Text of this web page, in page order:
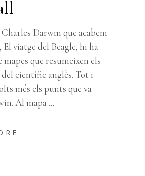
Darwin que acabem
El viatge del Beagle, hi ha
mapes que resumeixen els
científic anglès. Tot i
més els punts que va
Al mapa